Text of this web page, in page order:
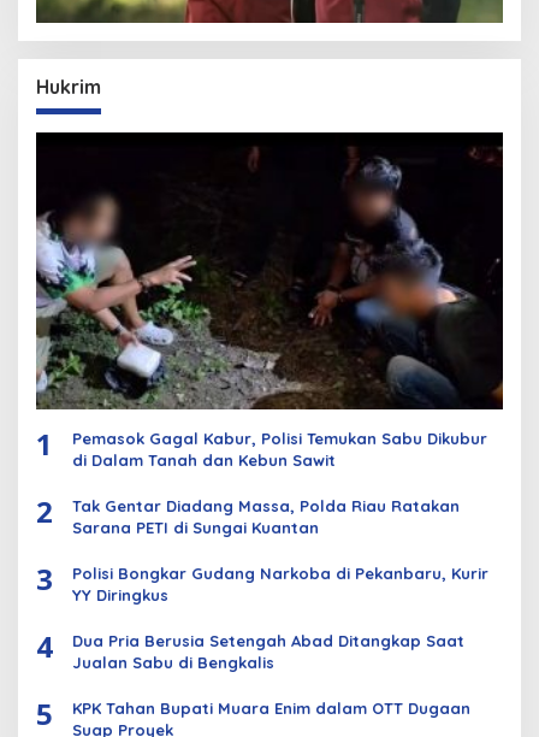
Hukrim
1
Pemasok Gagal Kabur, Polisi Temukan Sabu Dikubur
di Dalam Tanah dan Kebun Sawit
2
Tak Gentar Diadang Massa, Polda Riau Ratakan
Sarana PETI di Sungai Kuantan
3
Polisi Bongkar Gudang Narkoba di Pekanbaru, Kurir
YY Diringkus
4
Dua Pria Berusia Setengah Abad Ditangkap Saat
Jualan Sabu di Bengkalis
5
KPK Tahan Bupati Muara Enim dalam OTT Dugaan
Suap Proyek